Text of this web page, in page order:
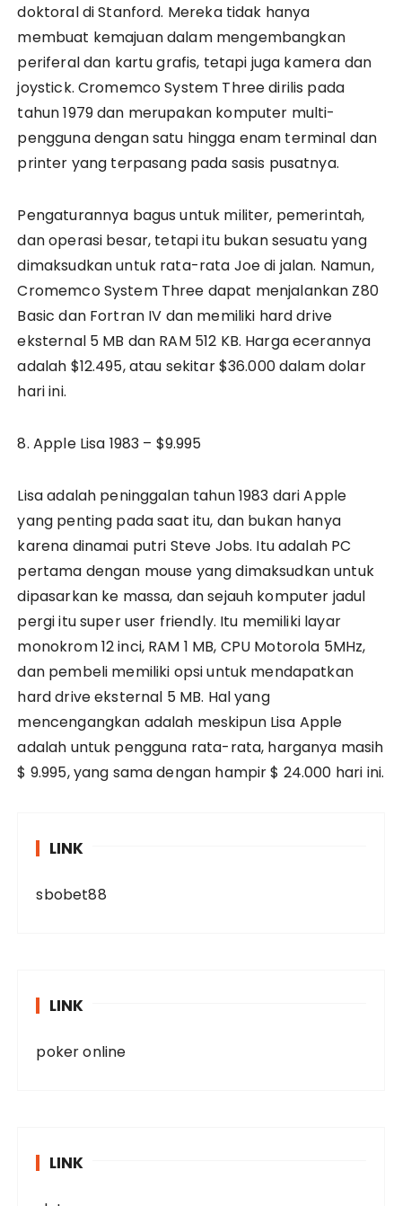
doktoral di Stanford. Mereka tidak hanya
membuat kemajuan dalam mengembangkan
periferal dan kartu grafis, tetapi juga kamera dan
joystick. Cromemco System Three dirilis pada
tahun 1979 dan merupakan komputer multi-
pengguna dengan satu hingga enam terminal dan
printer yang terpasang pada sasis pusatnya.
Pengaturannya bagus untuk militer, pemerintah,
dan operasi besar, tetapi itu bukan sesuatu yang
dimaksudkan untuk rata-rata Joe di jalan. Namun,
Cromemco System Three dapat menjalankan Z80
Basic dan Fortran IV dan memiliki hard drive
eksternal 5 MB dan RAM 512 KB. Harga ecerannya
adalah $12.495, atau sekitar $36.000 dalam dolar
hari ini.
8. Apple Lisa 1983 – $9.995
Lisa adalah peninggalan tahun 1983 dari Apple
yang penting pada saat itu, dan bukan hanya
karena dinamai putri Steve Jobs. Itu adalah PC
pertama dengan mouse yang dimaksudkan untuk
dipasarkan ke massa, dan sejauh komputer jadul
pergi itu super user friendly. Itu memiliki layar
monokrom 12 inci, RAM 1 MB, CPU Motorola 5MHz,
dan pembeli memiliki opsi untuk mendapatkan
hard drive eksternal 5 MB. Hal yang
mencengangkan adalah meskipun Lisa Apple
adalah untuk pengguna rata-rata, harganya masih
$ 9.995, yang sama dengan hampir $ 24.000 hari ini.
LINK
sbobet88
LINK
poker online
LINK